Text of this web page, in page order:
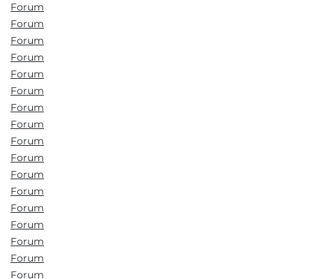
Forum
Forum
Forum
Forum
Forum
Forum
Forum
Forum
Forum
Forum
Forum
Forum
Forum
Forum
Forum
Forum
Forum